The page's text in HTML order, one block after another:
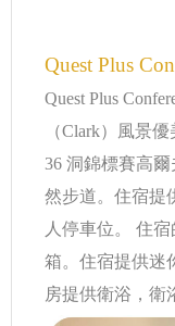
Quest Plus
Quest Plus
（Clark）風景
36 洞錦標賽高
然步道。住宿提
人停車位。 住
箱。住宿提供迷
房提供衛浴，衛